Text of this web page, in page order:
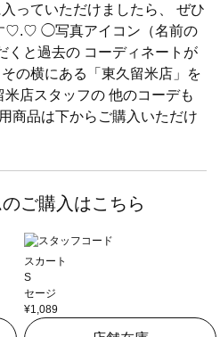
っていただけましたら、 ぜひ
♡.♡ ◯写真アイコン（名前の
くと過去の コーディネートが
の横にある「東久留米店」を
店スタッフの 他のコーデも
商品は下からご購入いただけ
ご購入はこちら
スカート
S
セージ
¥1,089